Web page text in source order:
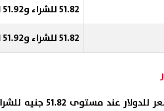
51.82 للشراء و51.92 للبيع
51.82 للشراء و51.92 للبيع